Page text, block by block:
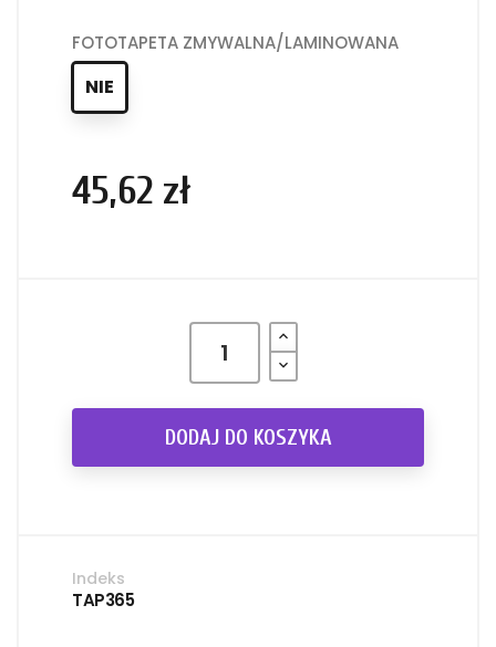
FOTOTAPETA ZMYWALNA/LAMINOWANA
NIE
45,62 zł
DODAJ DO KOSZYKA
Indeks
TAP365